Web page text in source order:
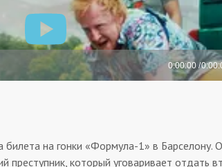
на гонки «Формула-1» в Барселону.
который уговаривает отдать